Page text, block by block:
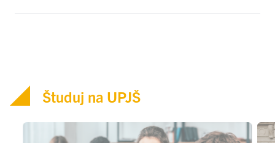
Študuj na UPJŠ